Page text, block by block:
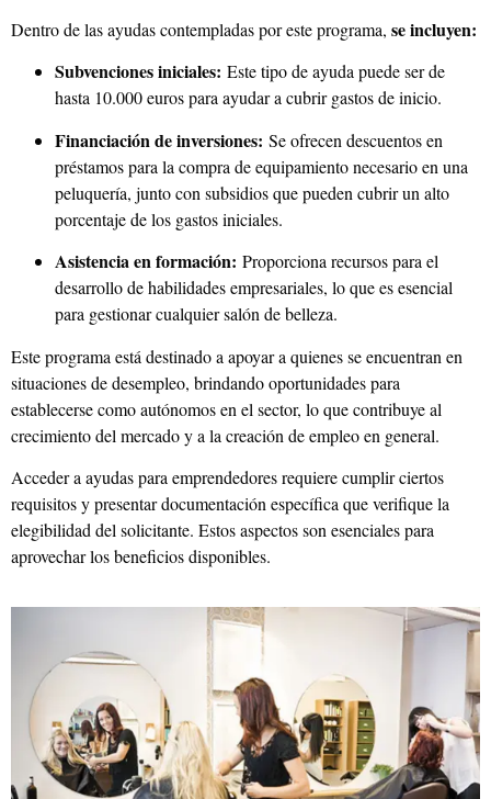
Dentro de las ayudas contempladas por este programa, se incluyen:
Subvenciones iniciales: Este tipo de ayuda puede ser de
hasta 10.000 euros para ayudar a cubrir gastos de inicio.
Financiación de inversiones: Se ofrecen descuentos en
préstamos para la compra de equipamiento necesario en una
peluquería, junto con subsidios que pueden cubrir un alto
porcentaje de los gastos iniciales.
Asistencia en formación: Proporciona recursos para el
desarrollo de habilidades empresariales, lo que es esencial
para gestionar cualquier salón de belleza.
Este programa está destinado a apoyar a quienes se encuentran en
situaciones de desempleo, brindando oportunidades para
establecerse como autónomos en el sector, lo que contribuye al
crecimiento del mercado y a la creación de empleo en general.
Acceder a ayudas para emprendedores requiere cumplir ciertos
requisitos y presentar documentación específica que verifique la
elegibilidad del solicitante. Estos aspectos son esenciales para
aprovechar los beneficios disponibles.